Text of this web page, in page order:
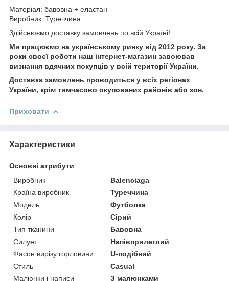
Матеріал: бавовна + еластан
Виробник: Туреччина
Здійснюємо доставку замовлень по всій Україні!
Ми працюємо на українському ринку від 2012 року. За
роки своєї роботи наш інтернет-магазин завоював
визнання вдячних покупців у всій території України.
Доставка замовлень проводиться у всіх регіонах
України, крім тимчасово окупованих районів або зон.
Приховати
Характеристики
Основні атрибути
Виробник
Balenciaga
Країна виробник
Туреччина
Модель
Футболка
Колір
Сірий
Тип тканини
Бавовна
Силует
Напівприлеглий
Фасон вирізу горловини
U-подібний
Стиль
Casual
Малюнки і написи
З малюнками